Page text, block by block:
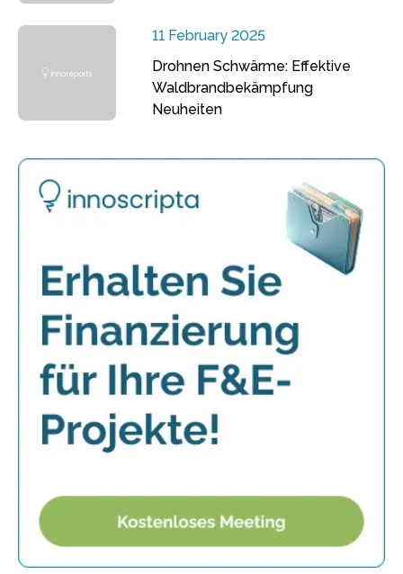
11 February 2025
Drohnen Schwärme: Effektive
Waldbrandbekämpfung
Neuheiten